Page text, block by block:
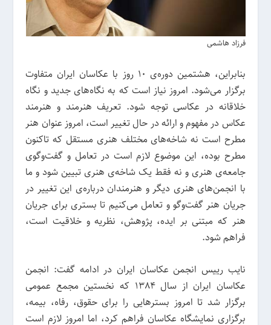
فرزاد هاشمی
بنابراین، هشتمین دوره‌ی 10 روز با عکاسان ایران متفاوت
برگزار می‌شود. امروز نیاز است که به نگاه‌های جدید و نگاه
خلاقانه در عکاسی توجه شود. تعریف هنرمند و هنرمند
عکاس در مفهوم و ارائه در حال تغییر است، امروز عنوان هنر
مطرح است نه شاخه‌های مختلف هنری مستقل که تاکنون
مطرح بوده، این موضوع لازم است در تعامل و گفت‌وگوی
جامعه‌ی هنری و نه فقط یک شاخه‌ی هنری تبیین شود و ما
با انجمن‌های هنری دیگر و هنرمندان درباره‌ی این تغییر در
جریان هنر گفت‌وگو و تعامل می‌کنیم تا بستری برای جریان
هنر که مبتنی بر ایده، پژوهش، نظریه و خلاقیت است،
فراهم شود.
نایب رییس انجمن عکاسان ایران در ادامه گفت: انجمن
عکاسان ایران از سال 1384 که نخستین مجمع عمومی
برگزار شد تا امروز بسترهایی را برای حقوق، رفاه، بیمه،
برگزاری نمایشگاه عکاسان فراهم کرد، اما امروز لازم است